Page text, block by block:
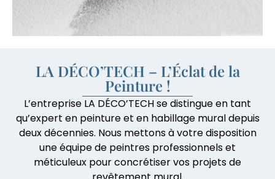
LA DÉCO’TECH – L’Éclat de la
Peinture !
L’entreprise LA DÉCO’TECH se distingue en tant
qu’expert en peinture et en habillage mural depuis
deux décennies. Nous mettons à votre disposition
une équipe de peintres professionnels et
méticuleux pour concrétiser vos projets de